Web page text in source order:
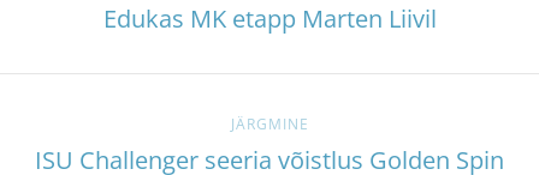
Edukas MK etapp Marten Liivil
JÄRGMINE
ISU Challenger seeria võistlus Golden Spin